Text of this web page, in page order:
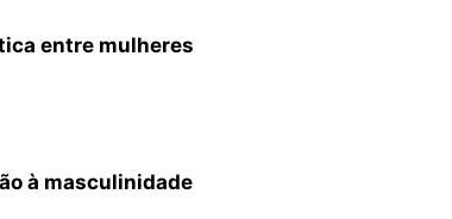
entre mulheres
à masculinidade